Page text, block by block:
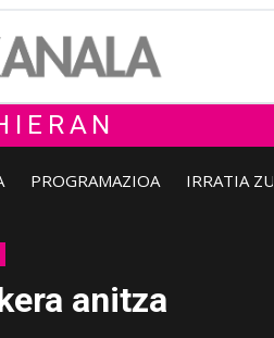
PROGRAMAZIOA IRRATIA
anitza